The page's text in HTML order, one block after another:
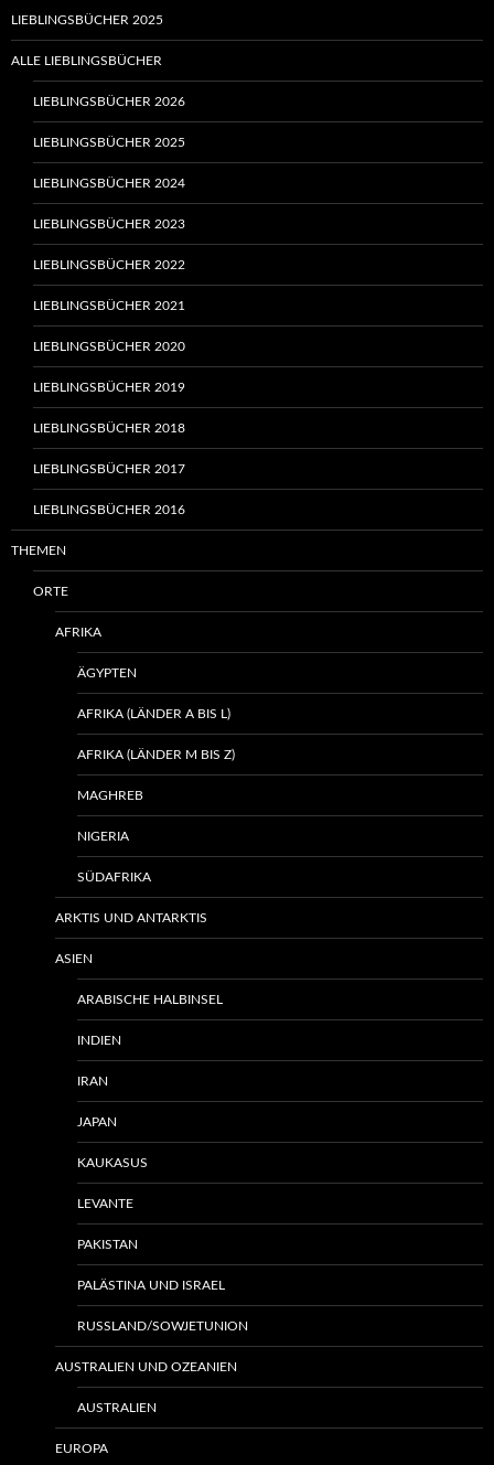
LIEBLINGSBÜCHER 2025
ALLE LIEBLINGSBÜCHER
LIEBLINGSBÜCHER 2026
LIEBLINGSBÜCHER 2025
LIEBLINGSBÜCHER 2024
LIEBLINGSBÜCHER 2023
LIEBLINGSBÜCHER 2022
LIEBLINGSBÜCHER 2021
LIEBLINGSBÜCHER 2020
LIEBLINGSBÜCHER 2019
LIEBLINGSBÜCHER 2018
LIEBLINGSBÜCHER 2017
LIEBLINGSBÜCHER 2016
THEMEN
ORTE
AFRIKA
ÄGYPTEN
AFRIKA (LÄNDER A BIS L)
AFRIKA (LÄNDER M BIS Z)
MAGHREB
NIGERIA
SÜDAFRIKA
ARKTIS UND ANTARKTIS
ASIEN
ARABISCHE HALBINSEL
INDIEN
IRAN
JAPAN
KAUKASUS
LEVANTE
PAKISTAN
PALÄSTINA UND ISRAEL
RUSSLAND/SOWJETUNION
AUSTRALIEN UND OZEANIEN
AUSTRALIEN
EUROPA